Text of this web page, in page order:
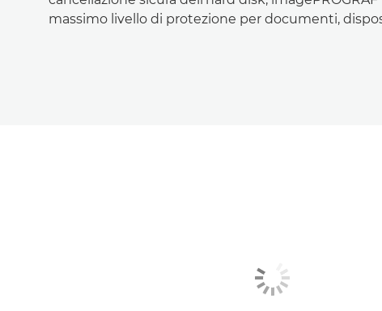
massimo livello di protezione per documenti,